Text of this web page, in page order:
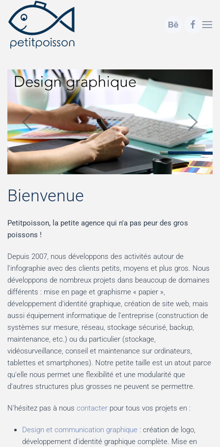
Accéder au contenu principal
Bienvenue
Petitpoisson, la petite agence qui n'a pas peur des gros
poissons !
Depuis 2007, nous développons des activités autour de
l'infographie avec des clients petits, moyens et plus gros. Nous
développons de nombreux projets dans beaucoup de domaines
différents : mise en page et graphisme « papier »,
développement d'identité graphique, création de site web, mais
aussi équipement informatique de l'entreprise (construction de
systèmes sur mesure, réseau, stockage sécurisé, backup,
maintenance, etc.) ou du particulier (stockage,
vidéosurveillance, conseil et maintenance sur ordinateurs,
tablettes et smartphones). Notre petite taille est un atout parce
qu'elle nous permet une flexibilité et une modularité que
d'autres structures plus grosses ne peuvent se permettre.
N'hésitez pas à nous contacter pour tous vos projets en :
Design et communication graphique : création de logo,
développement d'identité graphique complète. Mise en